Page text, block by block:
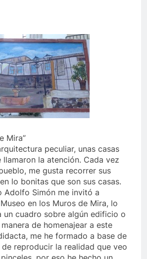
Mira”
peculiar, unas casas
llamaron la atención. Cada vez
me gusta recorrer sus
lo bonitas que son sus casas.
Adolfo Simón me invitó a
en los Muros de Mira, lo
un cuadro sobre algún edificio o
de homenajear a este
me he formado a base de
reproducir la realidad que veo